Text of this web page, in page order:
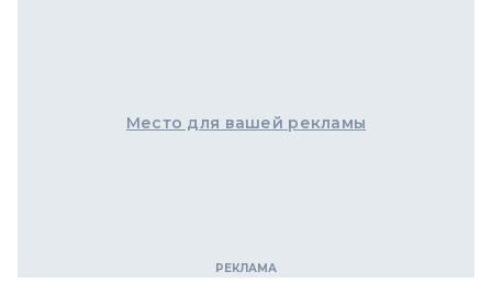
Место для вашей рекламы